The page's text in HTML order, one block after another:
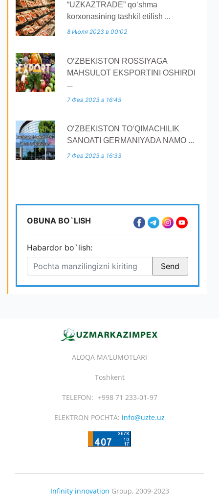
“UZKAZTRADE” qoʻshma
korxonasining tashkil etilish ...
8 Июля 2023 в 00:02
O‘ZBEKISTON ROSSIYAGA
MAHSULOT EKSPORTINI OSHIRDI
...
7 Фев 2023 в 16:45
O‘ZBEKISTON TO‘QIMACHILIK
SANOATI GERMANIYADA NAMO ...
7 Фев 2023 в 16:33
OBUNA BO`LISH
Habardor bo`lish:
ALOQA MA'LUMOTLARI
Toshkent
TELEFON: +998 71 233-01-97
ELEKTRON POCHTA: info@uzte.uz
Infinity innovation Group, 2009-2023